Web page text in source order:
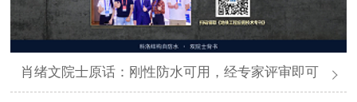
肖绪文院士原话：刚性防水可用，经专家评审即可